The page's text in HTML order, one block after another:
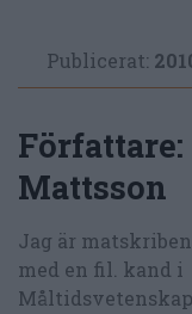
Publicerat:
Författare:
Mattsson
Jag är
med en fil. kand i